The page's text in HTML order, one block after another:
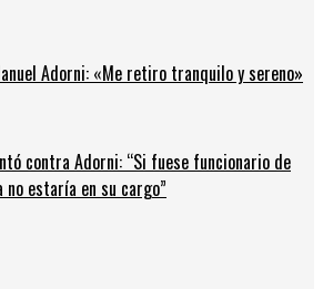
Adorni: «Me retiro tranquilo y sereno»
contra Adorni: “Si fuese funcionario de
no estaría en su cargo”